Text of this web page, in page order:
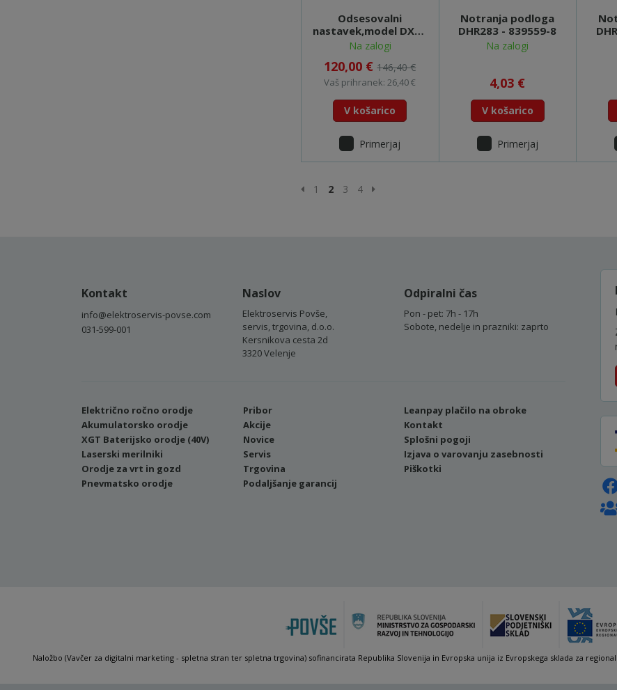
Odsesovalni
nastavek,model DX09
(DHR283) - 199585-2
Na zalogi
120,00 €146,40 €
Vaš prihranek: 26,40 €
V košarico
Primerjaj
Notranja podloga
DHR283 - 839559-8
Na zalogi
4,03 €
V košarico
Primerjaj
Prejšnja stran
1 2 3 4 Naslednja stran
Kontakt
info@elektroservis-povse.com
031-599-001
Naslov
Elektroservis Povše,
servis, trgovina, d.o.o.
Kersnikova cesta 2d
3320 Velenje
Odpiralni čas
Pon - pet: 7h - 17h
Sobote, nedelje in prazniki: zaprto
Električno ročno orodje
Akumulatorsko orodje
XGT Baterijsko orodje (40V)
Laserski merilniki
Orodje za vrt in gozd
Pnevmatsko orodje
Pribor
Akcije
Novice
Servis
Trgovina
Podaljšanje garancij
Leanpay plačilo na obroke
Kontakt
Splošni pogoji
Izjava o varovanju zasebnosti
Piškotki
Naložbo (Vavčer za digitalni marketing - spletna stran ter spletna trgovina) sofinancirata Republika Slovenija in Evropska unija iz Evropskega sklada za